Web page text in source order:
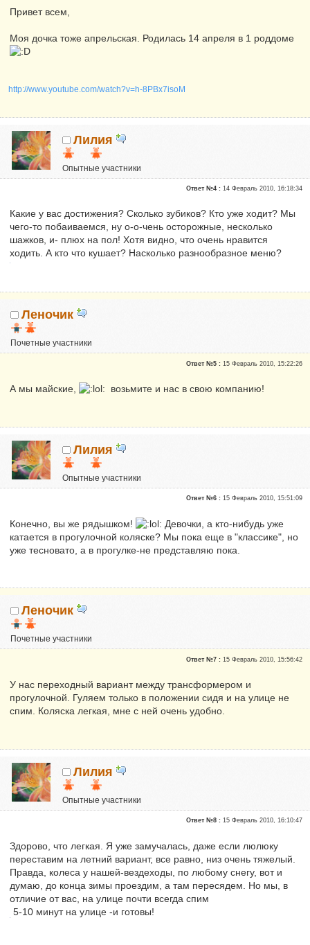
Привет всем,
Моя дочка тоже апрельская. Родилась 14 апреля в 1 роддоме
http://www.youtube.com/watch?v=h-8PBx7isoM
Лилия
Опытные участники
Репутация:0
Ответ №4 :14 Февраль 2010, 16:18:34
Какие у вас достижения? Сколько зубиков? Кто уже ходит? Мы
чего-то побаиваемся, ну о-о-чень осторожные, несколько
шажков, и- плюх на пол! Хотя видно, что очень нравится
ходить. А кто что кушает? Насколько разнообразное меню?
Леночик
Почетные участники
Ответ №5 :15 Февраль 2010, 15:22:26
А мы майские, возьмите и нас в свою компанию!
Лилия
Опытные участники
Репутация:0
Ответ №6 :15 Февраль 2010, 15:51:09
Конечно, вы же рядышком!
Девочки, а кто-нибудь уже
катается в прогулочной коляске? Мы пока еще в "классике", но
уже тесновато, а в прогулке-не представляю пока.
Леночик
Почетные участники
Ответ №7 :15 Февраль 2010, 15:56:42
У нас переходный вариант между трансформером и
прогулочной. Гуляем только в положении сидя и на улице не
спим. Коляска легкая, мне с ней очень удобно.
Лилия
Опытные участники
Ответ №8 :15 Февраль 2010, 16:10:47
Здорово, что легкая. Я уже замучалась, даже если люлюку
переставим на летний вариант, все равно, низ очень тяжелый.
Правда, колеса у нашей-вездеходы, по любому снегу, вот и
думаю, до конца зимы проездим, а там пересядем. Но мы, в
отличие от вас, на улице почти всегда спим
5-10 минут на улице -и готовы!